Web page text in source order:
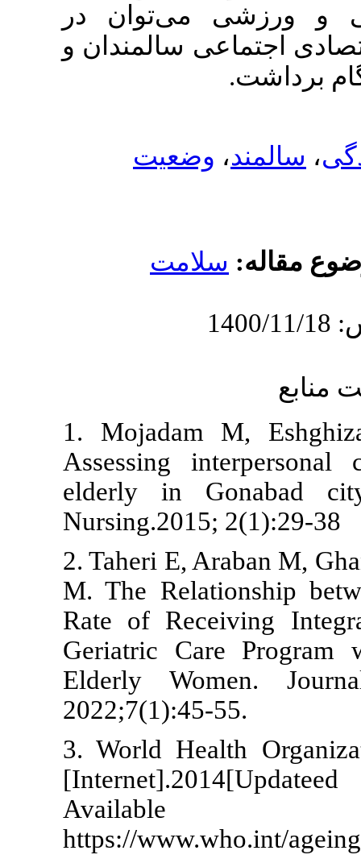
می‌توان در
سالمندان و
وضعیت
1.
Assessing
elderly in
2. Taheri E,
M. The
Rate of
Geriatric
Elderly
3. World
https://